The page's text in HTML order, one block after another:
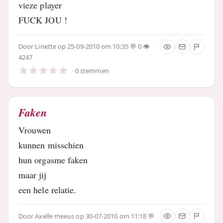
vieze player
FUCK JOU !
Door Linetteop 25-09-2010 om 10:35
0
4247
0 stemmen
Faken
Vrouwen
kunnen misschien
hun orgasme faken
maar jij
een hele relatie.
DoorAxelle meeusop 30-07-2010 om 11:18